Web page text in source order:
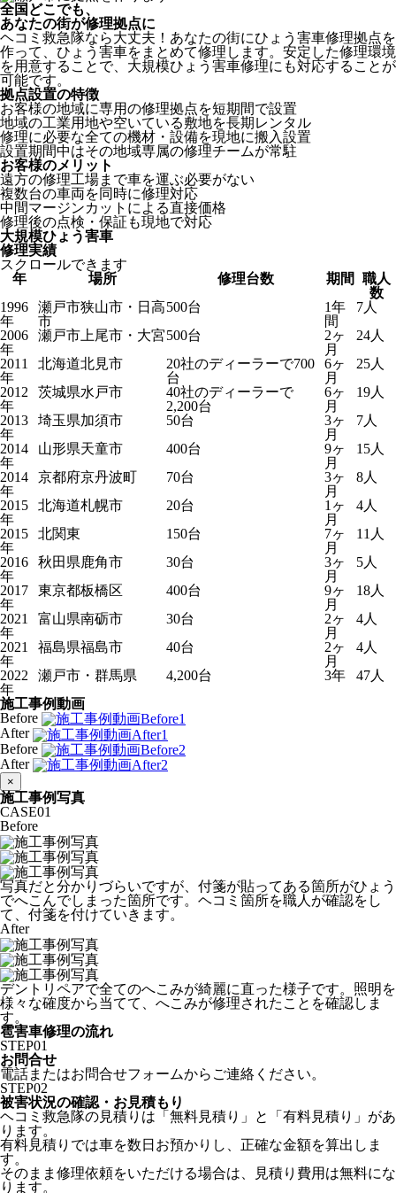
全国どこでも、
あなたの街が修理拠点に
ヘコミ救急隊なら大丈夫！あなたの街にひょう害車修理拠点を
作って、ひょう害車をまとめて修理します。安定した修理環境
を用意することで、大規模ひょう害車修理にも対応することが
可能です。
拠点設置の特徴
お客様の地域に専用の修理拠点を短期間で設置
地域の工業用地や空いている敷地を長期レンタル
修理に必要な全ての機材・設備を現地に搬入設置
設置期間中はその地域専属の修理チームが常駐
お客様のメリット
遠方の修理工場まで車を運ぶ必要がない
複数台の車両を同時に修理対応
中間マージンカットによる直接価格
修理後の点検・保証も現地で対応
大規模ひょう害車
修理実績
スクロールできます
年
場所 修理台数 期間
職人
数
1996
年
瀬戸市狭山市・日高
市
500台
1年
間
7人
2006
年
瀬戸市上尾市・大宮500台
2ヶ
月
24人
2011
年
北海道北見市
20社のディーラーで700
台
6ヶ
月
25人
2012
年
茨城県水戸市
40社のディーラーで
2,200台
6ヶ
月
19人
2013
年
埼玉県加須市 50台
3ヶ
月
7人
2014
年
山形県天童市 400台
9ヶ
月
15人
2014
年
京都府京丹波町 70台
3ヶ
月
8人
2015
年
北海道札幌市 20台
1ヶ
月
4人
2015
年
北関東 150台
7ヶ
月
11人
2016
年
秋田県鹿角市 30台
3ヶ
月
5人
2017
年
東京都板橋区 400台
9ヶ
月
18人
2021
年
富山県南砺市 30台
2ヶ
月
4人
2021
年
福島県福島市 40台
2ヶ
月
4人
2022
年
瀬戸市・群馬県 4,200台 3年
47人
施工事例動画
Before
After
Before
After
×
施工事例写真
CASE01
Before
写真だと分かりづらいですが、付箋が貼ってある箇所がひょう
でへこんでしまった箇所です。ヘコミ箇所を職人が確認をし
て、付箋を付けていきます。
After
デントリペアで全てのへこみが綺麗に直った様子です。照明を
様々な確度から当てて、へこみが修理されたことを確認しま
す。
雹害車修理の流れ
STEP01
お問合せ
電話またはお問合せフォームからご連絡ください。
STEP02
被害状況の確認・お見積もり
ヘコミ救急隊の見積りは「無料見積り」と「有料見積り」があ
ります。
有料見積りでは車を数日お預かりし、正確な金額を算出しま
す。
そのまま修理依頼をいただける場合は、見積り費用は無料にな
ります。